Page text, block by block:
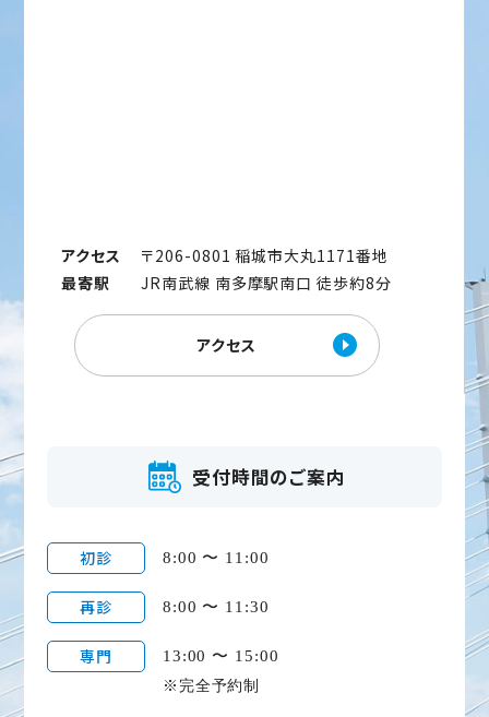
アクセス
〒206-0801 稲城市大丸1171番地
最寄駅
JR南武線 南多摩駅南口 徒歩約8分
アクセス
受付時間のご案内
初診 8:00 〜 11:00
再診 8:00 〜 11:30
専門 13:00 〜 15:00
※完全予約制